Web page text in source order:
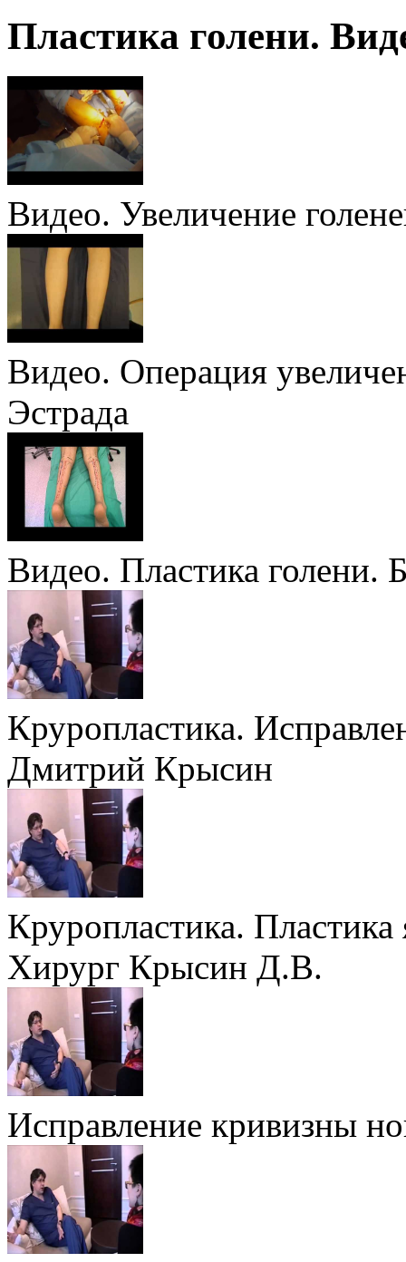
Пластика голени.
Видео. Увеличение
Видео. Операция
Эстрада
Видео. Пластика голени.
Круропластика.
Дмитрий Крысин
Круропластика.
Хирург Крысин Д.В.
Исправление кривизны